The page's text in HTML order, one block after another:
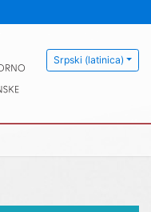
Srpski (latinica)